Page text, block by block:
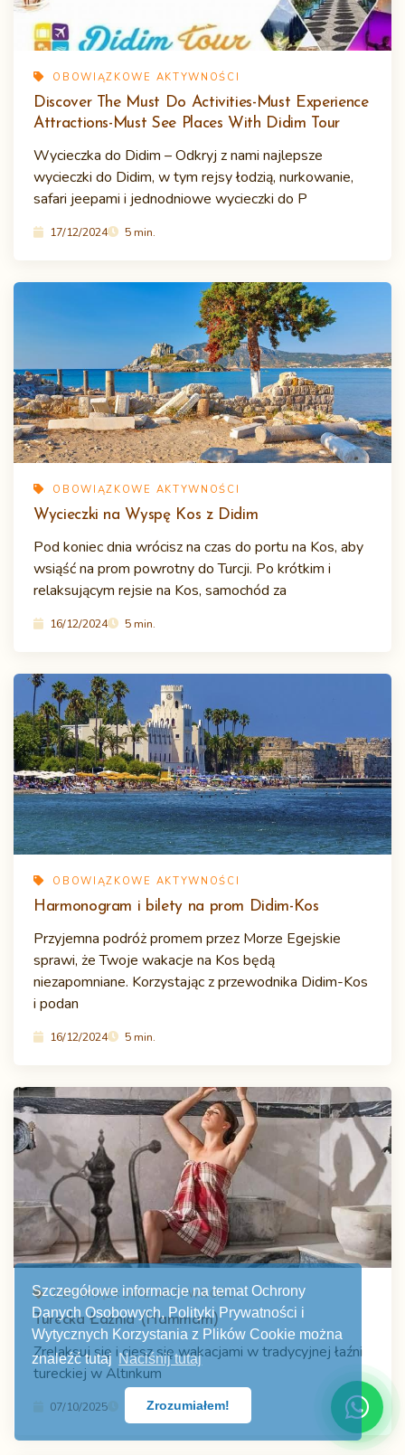
Szczegółowe informacje na temat Ochrony
Danych Osobowych, Polityki Prywatności i
Wytycznych Korzystania z Plików Cookie można
znaleźć tutaj Naciśnij tutaj
Zrozumiałem!
OBOWIĄZKOWE AKTYWNOŚCI
Discover The Must Do Activities-Must Experience
Attractions-Must See Places With Didim Tour
Wycieczka do Didim – Odkryj z nami najlepsze
wycieczki do Didim, w tym rejsy łodzią, nurkowanie,
safari jeepami i jednodniowe wycieczki do P
17/12/2024 5 min.
OBOWIĄZKOWE AKTYWNOŚCI
Wycieczki na Wyspę Kos z Didim
Pod koniec dnia wrócisz na czas do portu na Kos, aby
wsiąść na prom powrotny do Turcji. Po krótkim i
relaksującym rejsie na Kos, samochód za
16/12/2024 5 min.
OBOWIĄZKOWE AKTYWNOŚCI
Harmonogram i bilety na prom Didim-Kos
Przyjemna podróż promem przez Morze Egejskie
sprawi, że Twoje wakacje na Kos będą
niezapomniane. Korzystając z przewodnika Didim-Kos
i podan
16/12/2024 5 min.
OBOWIĄZKOWE AKTYWNOŚCI
Turecka Łaźnia (Hammam)
Zrelaksuj się i ciesz się wakacjami w tradycyjnej łaźni
tureckiej w Altınkum
07/10/2025 5 min.